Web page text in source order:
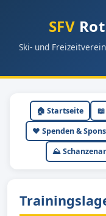
SFV
Ski- und
🏠 Startseite
❤️ Spenden &
⛰